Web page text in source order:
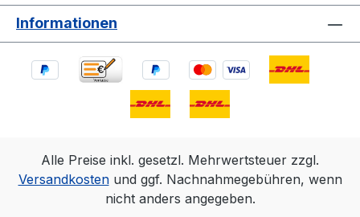
Informationen
Alle Preise inkl. gesetzl. Mehrwertsteuer zzgl.
Versandkostenund ggf. Nachnahmegebühren, wenn
nicht anders angegeben.